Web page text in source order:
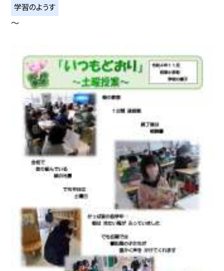
学習のようす
〜